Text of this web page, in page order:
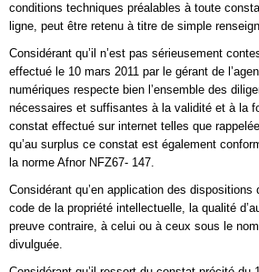
conditions techniques préalables à toute
ligne, peut être retenu à titre de simple
Considérant qu’il n’est pas sérieusement
effectué le 10 mars 2011 par le gérant de
numériques respecte bien l’ensemble des
nécessaires et suffisantes à la validité et à la
constat effectué sur internet telles que
qu’au surplus ce constat est également
la norme Afnor NFZ67- 147.
Considérant qu’en application des dispositions
code de la propriété intellectuelle, la qualité
preuve contraire, à celui ou à ceux sous le
divulguée.